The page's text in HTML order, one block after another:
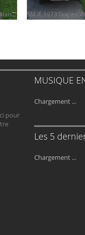
SM IE 1973 Guy en Valais. PRÉPARATION.
pour
MUSIQUE
Chargement ...
Les 5
Chargement ...